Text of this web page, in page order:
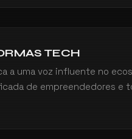
TECH
a uma voz influente no
de empreendedores e